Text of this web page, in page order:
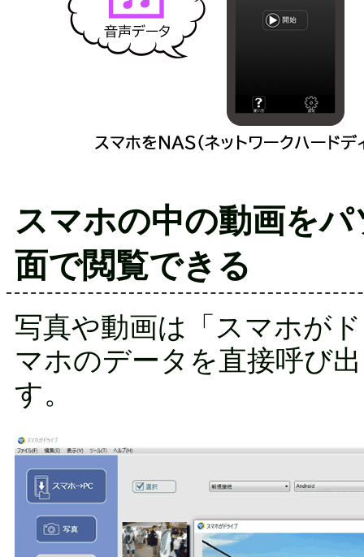
スマホの中の動画を
面で閲覧できる
写真や動画は「スマホが
マホのデータを直接呼び
す。